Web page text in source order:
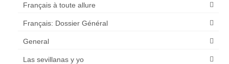
Français à toute allure
Français: Dossier Général
General
Las sevillanas y yo